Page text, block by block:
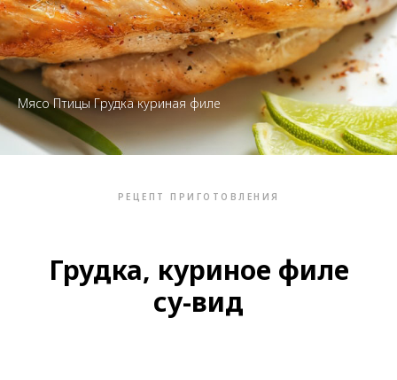
Мясо Птицы Грудка куриная филе
РЕЦЕПТ ПРИГОТОВЛЕНИЯ
Грудка, куриное филе
су-вид